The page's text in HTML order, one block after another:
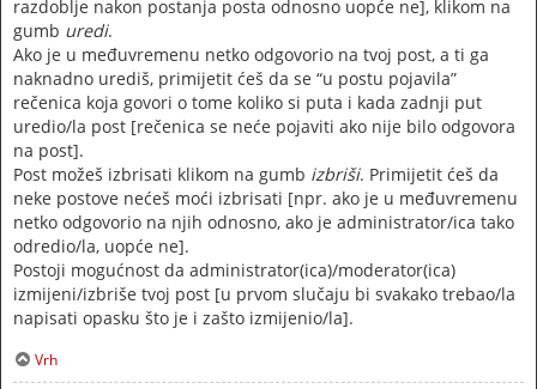
razdoblje nakon postanja posta odnosno uopće ne], klikom na
gumb uredi.
Ako je u međuvremenu netko odgovorio na tvoj post, a ti ga
naknadno urediš, primijetit ćeš da se “u postu pojavila”
rečenica koja govori o tome koliko si puta i kada zadnji put
uredio/la post [rečenica se neće pojaviti ako nije bilo odgovora
na post].
Post možeš izbrisati klikom na gumb izbriši. Primijetit ćeš da
neke postove nećeš moći izbrisati [npr. ako je u međuvremenu
netko odgovorio na njih odnosno, ako je administrator/ica tako
odredio/la, uopće ne].
Postoji mogućnost da administrator(ica)/moderator(ica)
izmijeni/izbriše tvoj post [u prvom slučaju bi svakako trebao/la
napisati opasku što je i zašto izmijenio/la].
Vrh